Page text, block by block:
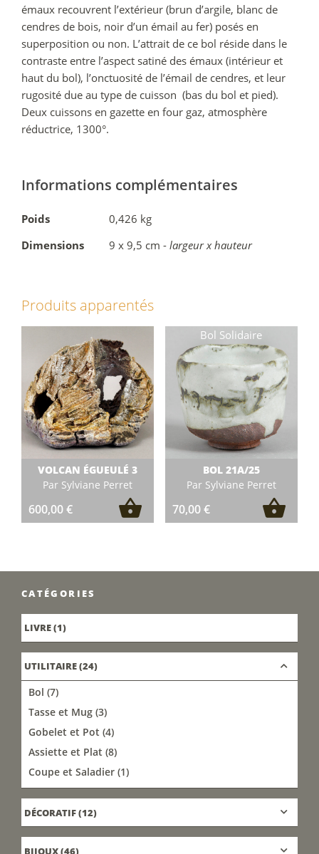
émaux recouvrent l’extérieur (brun d’argile, blanc de
cendres de bois, noir d’un émail au fer) posés en
superposition ou non. L’attrait de ce bol réside dans le
contraste entre l’aspect satiné des émaux (intérieur et
haut du bol), l’onctuosité de l’émail de cendres, et leur
rugosité due au type de cuisson (bas du bol et pied).
Deux cuissons en gazette en four gaz, atmosphère
réductrice, 1300°.
Informations complémentaires
Poids
0,426 kg
Dimensions
9 x 9,5 cm - largeur x hauteur
Produits apparentés
VOLCAN ÉGUEULÉ 3
Par Sylviane Perret
600,00€
BOL 21A/25
Par Sylviane Perret
70,00€
CATÉGORIES
LIVRE(1)
UTILITAIRE(24)
Bol (7)
Tasse et Mug (3)
Gobelet et Pot (4)
Assiette et Plat (8)
Coupe et Saladier (1)
DÉCORATIF(12)
BIJOUX(46)